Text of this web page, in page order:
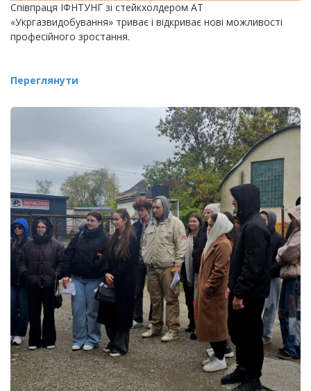
Співпраця ІФНТУНГ зі стейкхолдером АТ
«Укргазвидобування» триває і відкриває нові можливості
професійного зростання.
Переглянути